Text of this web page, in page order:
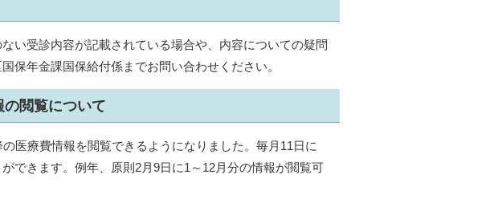
い受診内容が記載されている場合や、内容についての疑問
保年金課国保給付係までお問い合わせください。
閲覧について
医療費情報を閲覧できるようになりました。毎月11日に
できます。例年、原則2月9日に1～12月分の情報が閲覧可